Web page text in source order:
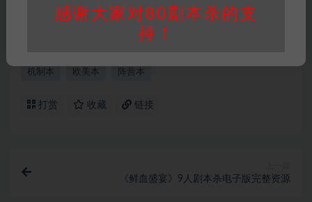
享】可能会被取消VIP，恕不另行通知！
机制本 欧美本 阵营本
打赏 收藏 链接
《鲜血盛宴》9人剧本杀电子版完整资源
感谢大家对80剧本杀的支
持！